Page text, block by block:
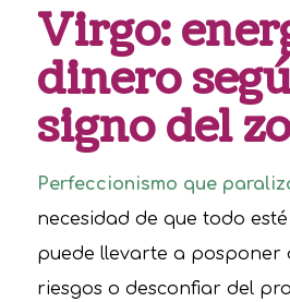
Virgo:
dinero
signo del
Perfeccionismo que
necesidad de que todo
puede llevarte a posponer
riesgos o desconfiar del